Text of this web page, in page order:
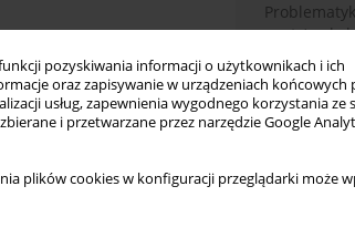
pozyskiwania informacji o użytkownikach i ich
oraz zapisywanie w urządzeniach końcowych
usług, zapewnienia wygodnego korzystania ze
i przetwarzane przez narzędzie Google
plików cookies w konfiguracji przeglądarki może
spots) w
Use of